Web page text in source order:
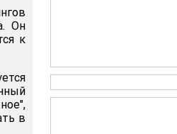
Он
к
в